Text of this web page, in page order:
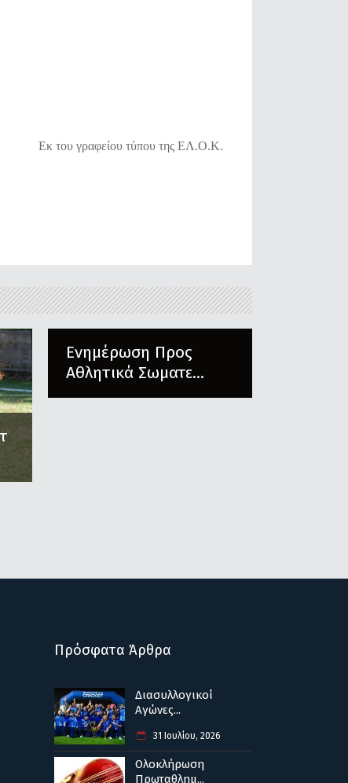
Εκ του γραφείου τύπου της ΕΛ.Ο.Κ.
Ενημέρωση Προς
Αθλητικά Σωματε...
Πρόσφατα Άρθρα
Διασυλλογικοί
Αγώνες...
31 Ιουλίου, 2026
Ολοκλήρωση
Πρωταθλημ...